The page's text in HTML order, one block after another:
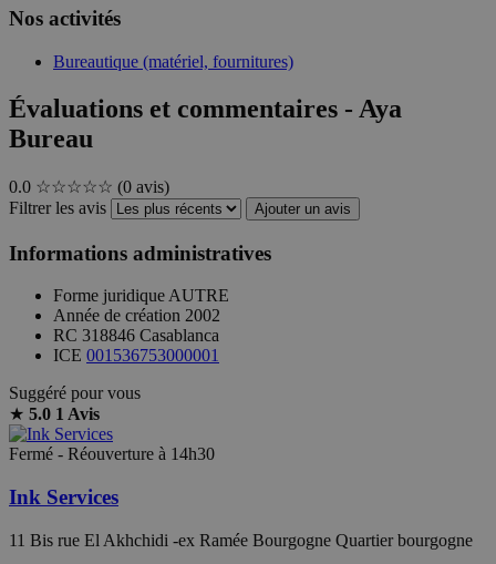
Nos activités
Bureautique (matériel, fournitures)
Évaluations et commentaires - Aya
Bureau
0.0 ☆☆☆☆☆ (0 avis)
Filtrer les avis
Ajouter un avis
Informations administratives
Forme juridique AUTRE
Année de création 2002
RC 318846 Casablanca
ICE 001536753000001
Suggéré pour vous
★ 5.0 1 Avis
Fermé - Réouverture à 14h30
Ink Services
11 Bis rue El Akhchidi -ex Ramée Bourgogne Quartier bourgogne